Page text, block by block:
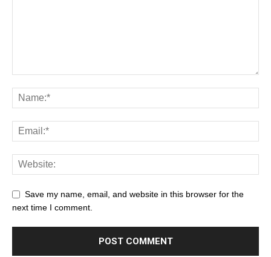
Save my name, email, and website in this browser for the
next time I comment.